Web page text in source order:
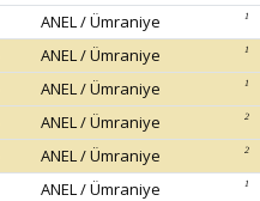
ANEL / Ümraniye 1
ANEL / Ümraniye 1
ANEL / Ümraniye 1
ANEL / Ümraniye 2
ANEL / Ümraniye 2
ANEL / Ümraniye 1